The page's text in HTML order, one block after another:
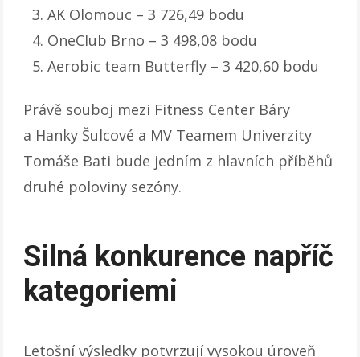
AK Olomouc – 3 726,49 bodu
OneClub Brno – 3 498,08 bodu
Aerobic team Butterfly – 3 420,60 bodu
Právě souboj mezi Fitness Center Báry
a Hanky Šulcové a MV Teamem Univerzity
Tomáše Bati bude jedním z hlavních příběhů
druhé poloviny sezóny.
Silná konkurence napříč
kategoriemi
Letošní výsledky potvrzují vysokou úroveň